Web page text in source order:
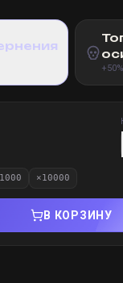
1000 ×10000
В КОРЗИНУ